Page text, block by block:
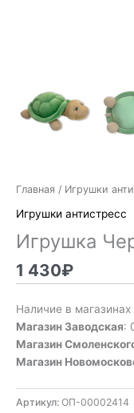
Главная / Игрушки
Игрушки антистресс
Игрушка
1 430₽
Наличие в магазинах
Магазин Заводская:
Магазин
Магазин
Артикул: ОП-00002414